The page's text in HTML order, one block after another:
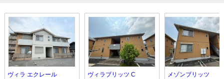
ヴィラ エクレール
ヴィラブリッツ C
メゾンブリッツ